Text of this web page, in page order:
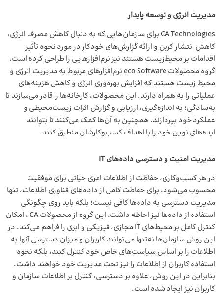
مدیریت انرژی و توسعه پایدار
CA Technologies برای سازمان‌هایی که به دنبال کاهش مصرف انرژی،
کاهش انتشار کربن و ارائه گزارش‌های خودکار در مورد نحوه تأثیر
اقدامات بر محیط‌زیست هستند نیز نرم‌افزارهایی را طراحی کرده است.
گروه محصولات eco Software نرم‌افزارهای مربوط به مدیریت انرژی و
محیط زیست هستند که افزایش بهره‌وری انرژی و کاهش هزینه‌های
عملیاتی را به همراه دارند. این محصولات، کارخانه‌ها را قادر می‌سازند تا
به‌سادگی؛ به اندازه‌گیری، ارزیابی و گزارش اثرات زیست‌محیطی و
عملکرد خود بپردازند. همچنین به آن‌ها کمک می‌کنند تا بتوانند
ایده‌های نوین خود را با اهداف کسب‌وکارشان منطبق کنند.
مدیریت امنیت و دسترسی داده‌های IT
در هر کسب‌وکاری، حفاظت از اطلاعات امری حیاتی برای موفقیت
محسوب می‌شود. برای حفاظت کامل از داده‌های فناوری اطلاعات، تنها
مدیریت دسترسی به داده‌ها کافی نیست؛ بلکه باید روی چگونگی
استفاده از داده‌ها نیز احاطه داشت. این گروه از محصولات CA ، امکان
کنترل کامل بر محیط‌های IT مجازی، فیزیکی و ابری را فراهم می‌کند. در
این روش سازمان‌ها نه‌تنها می‌توانند کاربران و میزان دسترسی آنها به
اطلاعات را بر اساس سیاست‌های خاص خود کنترل کنند، بلکه نحوه
استفاده کاربران از اطلاعات را نیز تحت مدیریت خود خواهند داشت.
بنابراین در این روش، علاوه بر دسترسی، کنترل بر اطلاعات سازمان و
کاربران نیز ایجاد شده است.